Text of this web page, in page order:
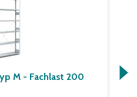
M - Fachlast 200